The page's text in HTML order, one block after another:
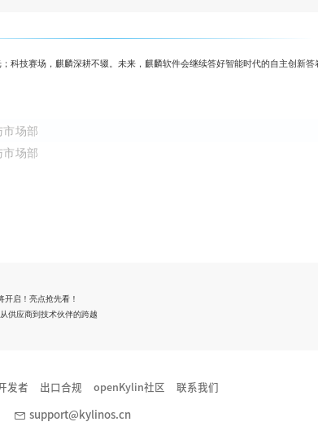
科技赛场，麒麟深耕不辍。未来，麒麟软件会继续答好智能时代的自主创新答
市场部
市场部
启！亮点抢先看！
供应商到技术伙伴的跨越
发者 出口合规 openKylin社区 联系我们
support@kylinos.cn